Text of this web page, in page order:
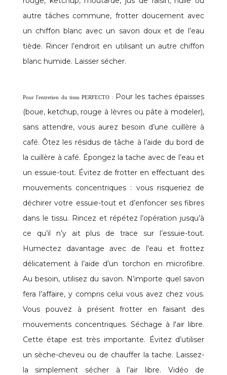
autre tâches commune, frotter doucement avec
un chiffon blanc avec un savon doux et de l’eau
tiède. Rincer l’endroit en utilisant un autre chiffon
blanc humide. Laisser sécher.
Pour l'entretien du tissu PERFECTO : Pour les taches épaisses
(boue, ketchup, rouge à lèvres ou pâte à modeler),
sans attendre, vous aurez besoin d’une cuillère à
café. Ôtez les résidus de tâche à l’aide du bord de
la cuillère à café. Épongez la tache avec de l’eau et
un essuie-tout. Évitez de frotter en effectuant des
mouvements concentriques : vous risqueriez de
déchirer votre essuie-tout et d’enfoncer ses fibres
dans le tissu. Rincez et répétez l’opération jusqu’à
ce qu’il n’y ait plus de trace sur l’essuie-tout.
Humectez davantage avec de l'eau et frottez
délicatement à l’aide d’un torchon en microfibre.
Au besoin, utilisez du savon. N’importe quel savon
fera l’affaire, y compris celui vous avez chez vous.
Vous pouvez à présent frotter en faisant des
mouvements concentriques. Séchage à l'air libre.
Cette étape est très importante. Évitez d’utiliser
un sèche-cheveu ou de chauffer la tache. Laissez-
la simplement sécher à l’air libre. Vidéo de